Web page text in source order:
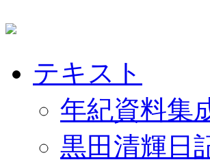
テキスト
年紀資料集
黒田清輝日